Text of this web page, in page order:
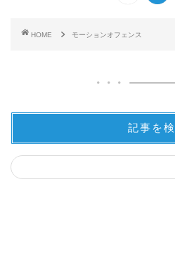
HOME モーションオフェンス
記事を